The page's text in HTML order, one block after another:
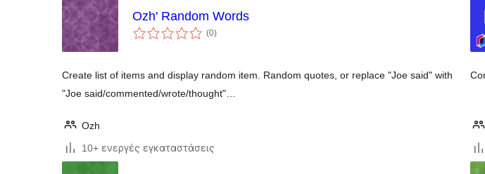
Ozh' Random Words
(0αξιολογήσεις
σύνολο
)
Create list of items and display random item. Random quotes, or replace "Joe said" with
"Joe said/commented/wrote/thought"…
Ozh
10+ ενεργές εγκαταστάσεις